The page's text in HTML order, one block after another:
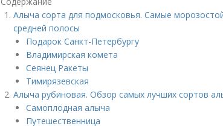
Алыча сорта для подмосковья. Самые
средней полосы
Подарок Санкт-Петербургу
Владимирская комета
Сеянец Ракеты
Тимирязевская
Алыча рубиновая. Обзор самых лучших сортов
Самоплодная алыча
Путешественница